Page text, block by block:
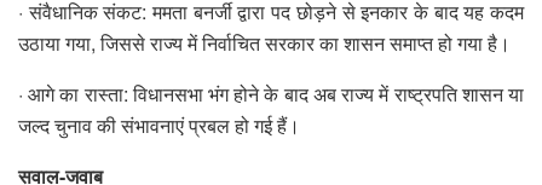
· संवैधानिक संकट: ममता बनर्जी द्वारा पद छोड़ने से इनकार के बाद यह कदम
उठाया गया, जिससे राज्य में निर्वाचित सरकार का शासन समाप्त हो गया है।
· आगे का रास्ता: विधानसभा भंग होने के बाद अब राज्य में राष्ट्रपति शासन या
जल्द चुनाव की संभावनाएं प्रबल हो गई हैं।
सवाल-जवाब